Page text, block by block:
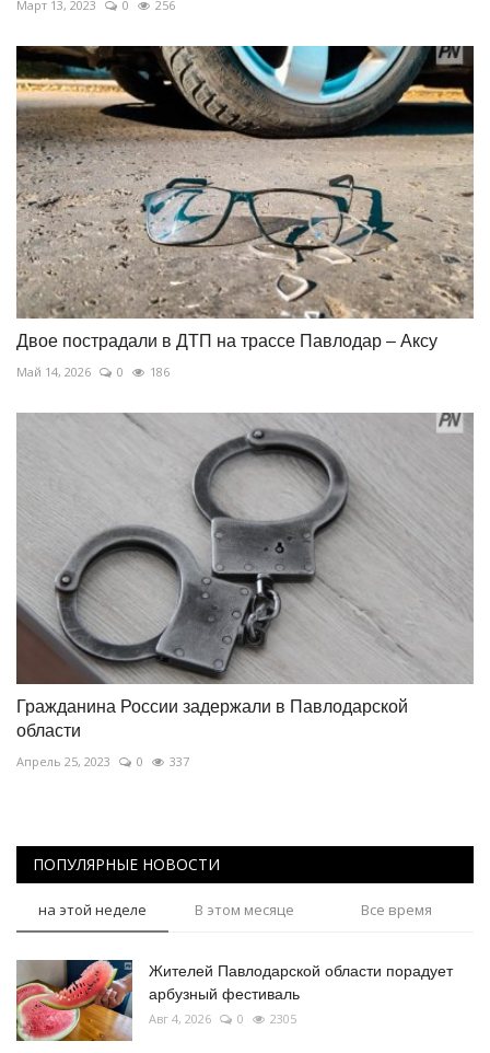
Март 13, 2023 0 256
Двое пострадали в ДТП на трассе Павлодар – Аксу
Май 14, 2026 0 186
Гражданина России задержали в Павлодарской
области
Апрель 25, 2023 0 337
ПОПУЛЯРНЫЕ НОВОСТИ
на этой неделе В этом месяце Все время
Жителей Павлодарской области порадует
арбузный фестиваль
Авг 4, 2026 0 2305